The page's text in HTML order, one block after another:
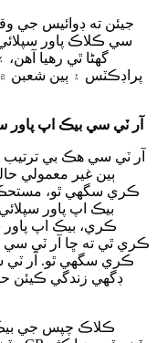
جيئن ته ڊوائيس جي
سي ڪلاڪ پاور
گهڻا ٿي رهيا
آر ٽي سي بيڪ اپ پاور
آر ٽي سي هڪ بي
ٻين غير معمولي
ڪري سگهي ٿو،
بيڪ اپ پاور
ڪري، بيڪ اپ
ڪري ٿي ته ڇا آر ٽي
ڪري سگهي ٿو. آر ٽي
ڊگهي زندگي ڪيئن